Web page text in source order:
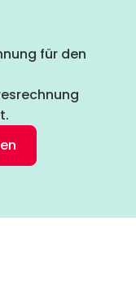
für den